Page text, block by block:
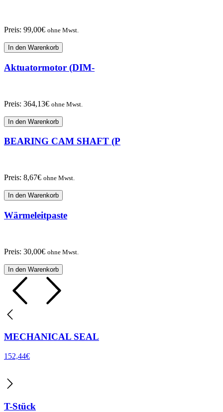
Preis: 99,00€ ohne Mwst.
In den Warenkorb
Aktuatormotor (DIM-
Preis: 364,13€ ohne Mwst.
In den Warenkorb
BEARING CAM SHAFT (P
Preis: 8,67€ ohne Mwst.
In den Warenkorb
Wärmeleitpaste
Preis: 30,00€ ohne Mwst.
In den Warenkorb
MECHANICAL SEAL
152,44€
T-Stück